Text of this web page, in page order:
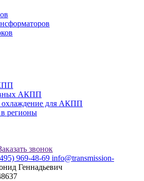
АКПП
охлаждение для АКПП
регионы
звонок
969-48-69 info@transmission-
Геннадьевич